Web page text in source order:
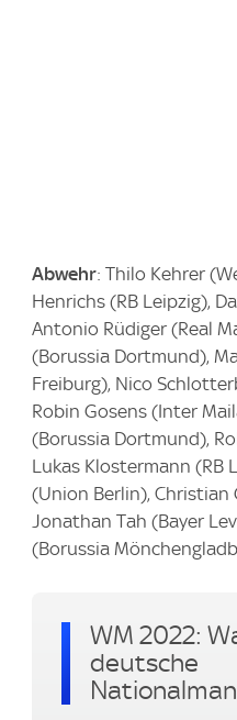
Abwehr: Thilo Kehrer
Henrichs (RB Leipzig),
Antonio Rüdiger (Real
(Borussia Dortmund),
Freiburg), Nico
Robin Gosens (Inter
(Borussia Dortmund),
Lukas Klostermann (RB
(Union Berlin), Christian
Jonathan Tah (Bayer
(Borussia
WM 2022:
deutsche